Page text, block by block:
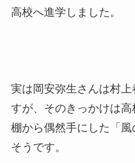
高校へ進学しました。
実は岡安弥生さんは村
すが、そのきっかけは
棚から偶然手にした「
そうです。